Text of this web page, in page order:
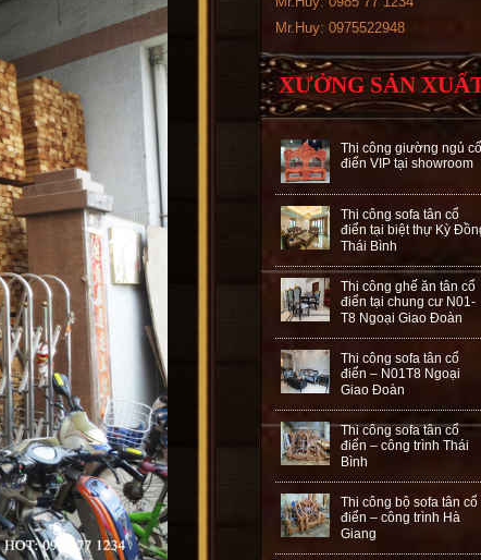
Mr.Huy: 0975522948
XƯỞNG SẢN
Thi công giường ngủ cổ
điển VIP tại showroom
Thi công sofa tân cổ
điển tại biệt thự Kỳ
Thái Bình
Thi công ghế ăn tân cổ
điển tại chung cư N01-
T8 Ngoại Giao Đoàn
Thi công sofa tân cổ
điển – N01T8 Ngoại
Giao Đoàn
Thi công sofa tân cổ
điển – công trình Thái
Bình
Thi công bộ sofa tân cổ
điển – công trình Hà
Giang